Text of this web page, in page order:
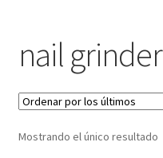
Blog
nail grinder
Mostrando el único resultado